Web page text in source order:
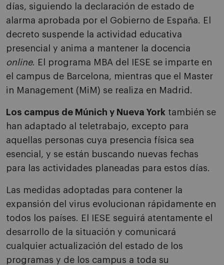
días, siguiendo la declaración de estado de
alarma aprobada por el Gobierno de España. El
decreto suspende la actividad educativa
presencial y anima a mantener la docencia
online. El programa MBA del IESE se imparte en
el campus de Barcelona, mientras que el Master
in Management (MiM) se realiza en Madrid.
Los campus de Múnich y Nueva York también se
han adaptado al teletrabajo, excepto para
aquellas personas cuya presencia física sea
esencial, y se están buscando nuevas fechas
para las actividades planeadas para estos días.
Las medidas adoptadas para contener la
expansión del virus evolucionan rápidamente en
todos los países. El IESE seguirá atentamente el
desarrollo de la situación y comunicará
cualquier actualización del estado de los
programas y de los campus a toda su